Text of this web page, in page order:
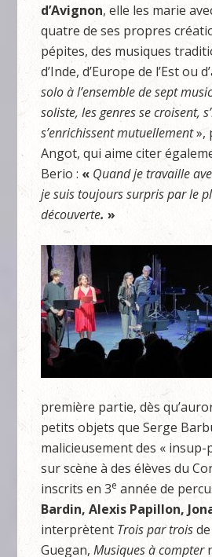
d’Avignon, elle les marie
quatre de ses propres
pépites, des musiques
d’Inde, d’Europe de l’Est ou
solo à l’ensemble de sept
soliste, les genres se croisent,
s’enrichissent mutuellement»,
Angot, qui aime citer
Berio : « Quand je travaille
je suis toujours surpris par le
découverte. »
première partie, dès
petits objets que Serge
malicieusement des « insup-
sur scène à des élèves du
inscrits en 3e année de
Bardin, Alexis Papillon,
interprètent Trois par trois
Guegan,Musiques à compter